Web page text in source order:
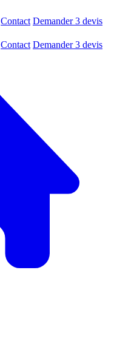
Contact Demander 3 devis
Contact Demander 3 devis